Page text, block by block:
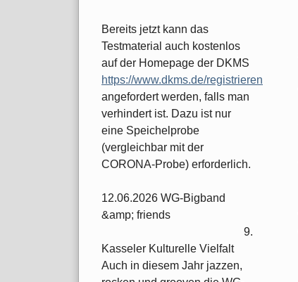
Bereits jetzt kann das
Testmaterial auch kostenlos
auf der Homepage der DKMS
https://www.dkms.de/registrieren
angefordert werden, falls man
verhindert ist. Dazu ist nur
eine Speichelprobe
(vergleichbar mit der
CORONA-Probe) erforderlich.
12.06.2026 WG-Bigband
&amp; friends
9.
Kasseler Kulturelle Vielfalt
Auch in diesem Jahr jazzen,